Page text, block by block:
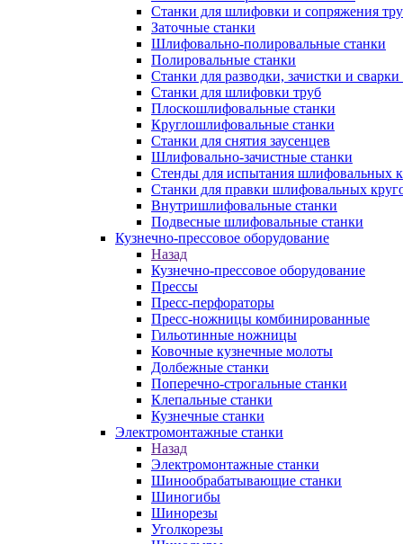
Станки для шлифовки и сопряжения
Заточные станки
Шлифовально-полировальные станки
Полировальные станки
Станки для разводки, зачистки и сварки
Станки для шлифовки труб
Плоскошлифовальные станки
Круглошлифовальные станки
Станки для снятия заусенцев
Шлифовально-зачистные станки
Стенды для испытания шлифовальных
Станки для правки шлифовальных
Внутришлифовальные станки
Подвесные шлифовальные станки
Кузнечно-прессовое оборудование
Назад
Кузнечно-прессовое оборудование
Прессы
Пресс-перфораторы
Пресс-ножницы комбинированные
Гильотинные ножницы
Ковочные кузнечные молоты
Долбежные станки
Поперечно-строгальные станки
Клепальные станки
Кузнечные станки
Электромонтажные станки
Назад
Электромонтажные станки
Шинообрабатывающие станки
Шиногибы
Шинорезы
Уголкорезы